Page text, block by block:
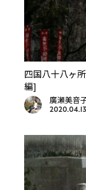
四国八十八ヶ
編]
廣瀬美音
2020.04.13